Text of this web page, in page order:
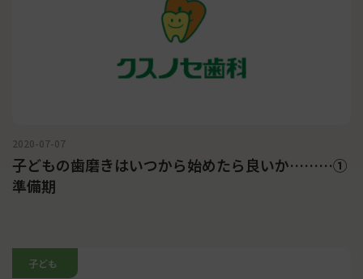
2020-07-07
子どもの歯磨きはいつから始めたら良いか………①
準備期
子ども